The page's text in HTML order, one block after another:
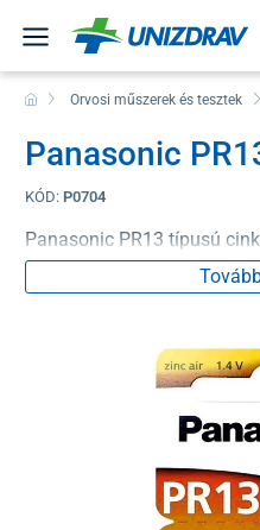
Orvosi műszerek és tesztek
Panasonic
KÓD: P0704
Panasonic PR13 típusú